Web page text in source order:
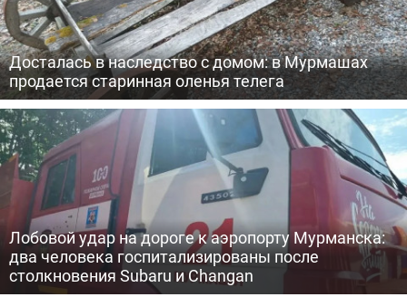
Досталась в наследство с домом: в Мурмашах
продается старинная оленья телега
Лобовой удар на дороге к аэропорту Мурманска:
два человека госпитализированы после
столкновения Subaru и Changan